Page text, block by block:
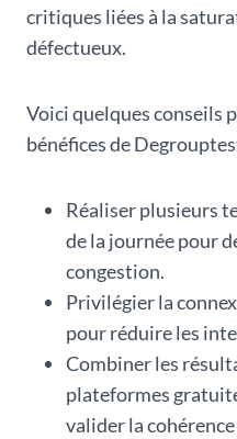
critiques liées à la
défectueux.
Voici quelques conseils
bénéfices de
Réaliser plusieurs
de la journée pour
congestion.
Privilégier la
pour réduire les
Combiner les
plateformes
valider la